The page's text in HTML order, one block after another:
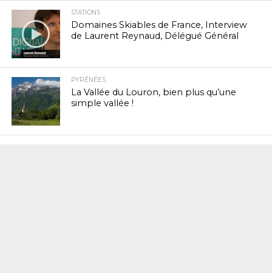
STATIONS
Domaines Skiables de France, Interview
de Laurent Reynaud, Délégué Général
PYRÉNÉES
La Vallée du Louron, bien plus qu’une
simple vallée !